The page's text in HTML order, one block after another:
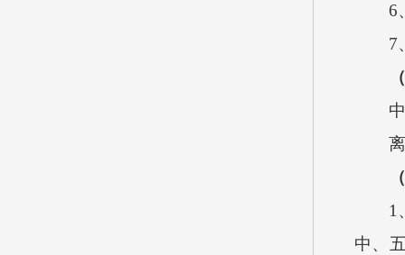
6
7
1
中、